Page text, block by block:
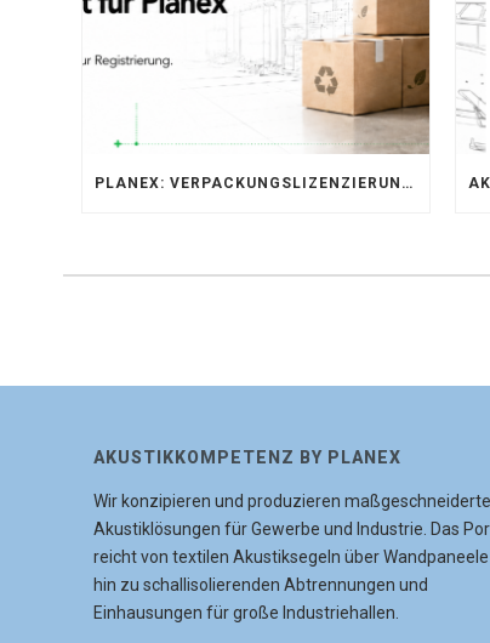
PLANEX: VERPACKUNGSLIZENZIERUNG ÜBER LIZENZERO & LUCID 2026
AKUSTIKKOMPETENZ BY PLANEX
Wir konzipieren und produzieren maßgeschneiderte
Akustiklösungen für Gewerbe und Industrie. Das
reicht von textilen Akustiksegeln über Wandpaneele
hin zu schallisolierenden Abtrennungen und
Einhausungen für große Industriehallen.